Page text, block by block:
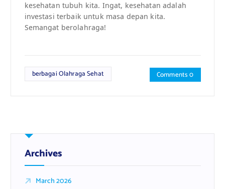
kesehatan tubuh kita. Ingat, kesehatan adalah
investasi terbaik untuk masa depan kita.
Semangat berolahraga!
berbagai Olahraga Sehat Comments 0
Archives
March 2026